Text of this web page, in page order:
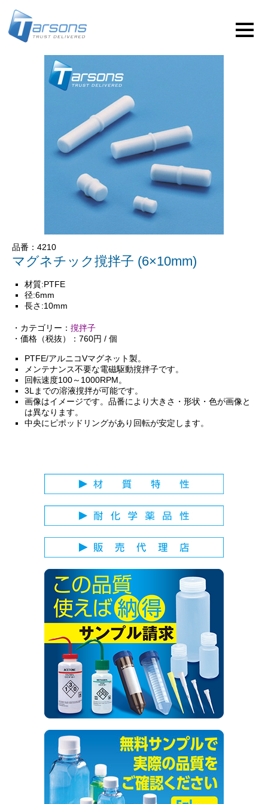
品番：4210
マグネチック撹拌子 (6×10mm)
材質:PTFE
径:6mm
長さ:10mm
・カテゴリー： 撹拌子
・価格（税抜）：760円 / 個
PTFE/アルニコVマグネット製。
メンテナンス不要な電磁駆動撹拌子です。
回転速度100～1000RPM。
3Lまでの溶液撹拌が可能です。
画像はイメージです。品番により大きさ・形状・色が画像と
は異なります。
中央にピポッドリングがあり回転が安定します。